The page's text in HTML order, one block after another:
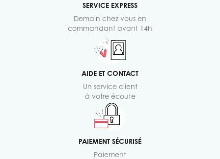
SERVICE EXPRESS
Demain chez vous en
commandant avant 14h
AIDE ET CONTACT
Un service client
à votre écoute
PAIEMENT SÉCURISÉ
Paiement